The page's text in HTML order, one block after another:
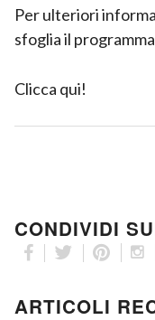
Per ulteriori
sfoglia il
Clicca qui!
CONDIVIDI
ARTICOLI